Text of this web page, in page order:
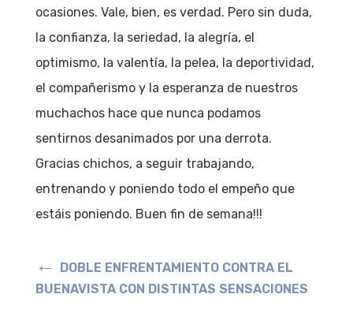
ocasiones. Vale, bien, es verdad. Pero sin duda,
la confianza, la seriedad, la alegría, el
optimismo, la valentía, la pelea, la deportividad,
el compañerismo y la esperanza de nuestros
muchachos hace que nunca podamos
sentirnos desanimados por una derrota.
Gracias chichos, a seguir trabajando,
entrenando y poniendo todo el empeño que
estáis poniendo. Buen fin de semana!!!
←
DOBLE ENFRENTAMIENTO CONTRA EL
BUENAVISTA CON DISTINTAS SENSACIONES